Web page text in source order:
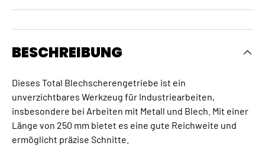
BESCHREIBUNG
Dieses Total Blechscherengetriebe ist ein
unverzichtbares Werkzeug für Industriearbeiten,
insbesondere bei Arbeiten mit Metall und Blech. Mit einer
Länge von 250 mm bietet es eine gute Reichweite und
ermöglicht präzise Schnitte.